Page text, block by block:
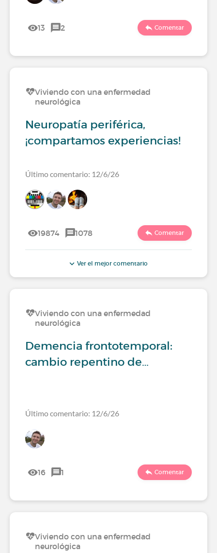
13 2 Comentar
Viviendo con una enfermedad
neurológica
Neuropatía periférica,
¡compartamos experiencias!
Último comentario: 12/6/26
19874 1078 Comentar
Ver el mejor comentario
Viviendo con una enfermedad
neurológica
Demencia frontotemporal:
cambio repentino de…
Último comentario: 12/6/26
16 1 Comentar
Viviendo con una enfermedad
neurológica